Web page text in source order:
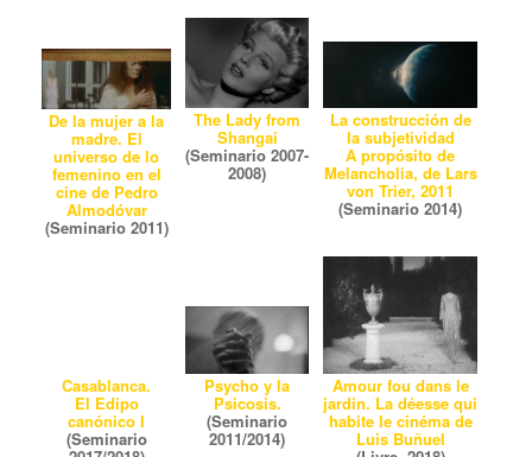
De la mujer a la
madre. El
universo de lo
femenino en el
cine de Pedro
Almodóvar
(Seminario 2011)
The Lady from
Shangai
(Seminario 2007-
2008)
La construcción de
la subjetividad
A propósito de
Melancholia, de Lars
von Trier, 2011
(Seminario 2014)
Casablanca.
El Edipo
canónico I
(Seminario
Psycho y la
Psicosis.
(Seminario
2011/2014)
Amour fou dans le
jardin. La déesse qui
habite le cinéma de
Luis Buñuel